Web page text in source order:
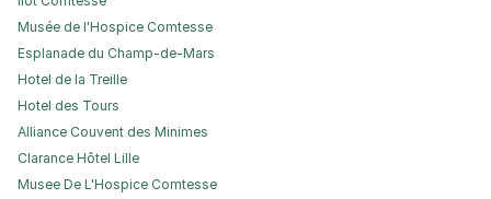
Musée de l'Hospice Comtesse
Esplanade du Champ-de-Mars
Hotel de la Treille
Hotel des Tours
Alliance Couvent des Minimes
Clarance Hôtel Lille
Musee De L'Hospice Comtesse